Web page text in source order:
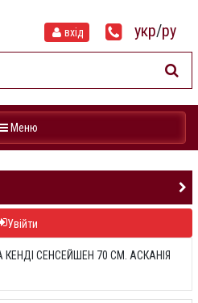
вхід укр/ру
Меню
Увійти
СЕНСЕЙШЕН 70 СМ. АСКАНІЯ